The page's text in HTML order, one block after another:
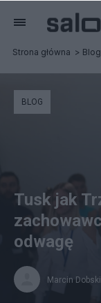
Strona główna
BLOG
Tusk jak
odwagę
Marcin Dobski